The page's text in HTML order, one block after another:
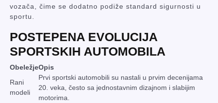
vozača, čime se dodatno podiže standard sigurnosti u
sportu.
POSTEPENA EVOLUCIJA
SPORTSKIH AUTOMOBILA
ObeležjeOpis
Rani
modeli
Prvi sportski automobili su nastali u prvim decenijama
20. veka, često sa jednostavnim dizajnom i slabijim
motorima.